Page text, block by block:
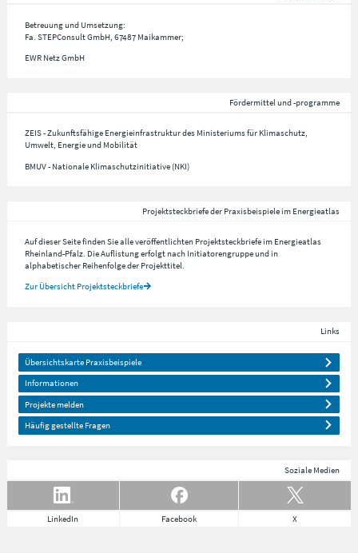
Betreuung und Umsetzung:
Fa. STEPConsult GmbH, 67487 Maikammer;
EWR Netz GmbH
Fördermittel und -programme
ZEIS - Zukunftsfähige Energieinfrastruktur des Ministeriums für Klimaschutz,
Umwelt, Energie und Mobilität
BMUV - Nationale Klimaschutzinitiative (NKI)
Projektsteckbriefe der Praxisbeispiele im Energieatlas
Auf dieser Seite finden Sie alle veröffentlichten Projektsteckbriefe im Energieatlas
Rheinland-Pfalz. Die Auflistung erfolgt nach Initiatorengruppe und in
alphabetischer Reihenfolge der Projekttitel.
Zur Übersicht Projektsteckbriefe
Links
Übersichtskarte Praxisbeispiele
Informationen
Projekte melden
Häufig gestellte Fragen
Soziale Medien
LinkedIn Facebook X